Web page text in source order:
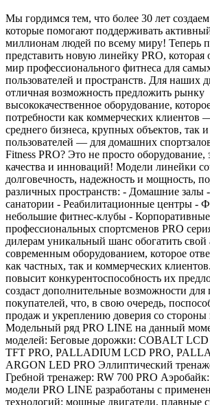
Мы гордимся тем, что более 30 лет
которые помогают поддерживать
миллионам людей по всему миру! Теперь
представить новую линейку PRO, которая
мир профессионального фитнеса для
пользователей и пространств. Для наших
отличная возможность предложить рынку
высококачественное оборудование,
потребности как коммерческих клиентов
среднего бизнеса, крупных объектов, так
пользователей — для домашних
Fitness PRO? Это не просто оборудование,
качества и инноваций! Модели линейки
долговечность, надежность и мощность,
различных пространств: - Домашние залы
санатории - Реабилитационные центры -
небольшие фитнес-клубы -
профессиональных спортсменов PRO
дилерам уникальный шанс обогатить свой
современным оборудованием, которое
как частных, так и коммерческих
повысит конкурентоспособность их
создаст дополнительные возможности
покупателей, что, в свою очередь,
продаж и укреплению доверия со стороны
Модельный ряд PRO LINE на данный
моделей: Беговые дорожки: COBALT
TFT PRO, PALLADIUM LCD PRO,
ARGON LED PRO Эллиптический
Гребной тренажер: RW 700 PRO
модели PRO LINE разработаны с
технологий: мощные двигатели, плавные